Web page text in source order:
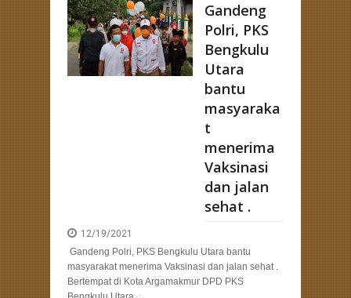
Gandeng
Polri, PKS
Bengkulu
Utara
bantu
masyaraka
t
menerima
Vaksinasi
dan jalan
sehat .
12/19/2021
Gandeng Polri, PKS Bengkulu Utara bantu
masyarakat menerima Vaksinasi dan jalan sehat .
Bertempat di Kota Argamakmur DPD PKS